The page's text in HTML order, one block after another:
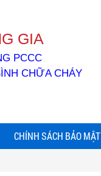
GIA
PCCC
CHỮA CHÁY
CHÍNH SÁCH BẢO MẬT